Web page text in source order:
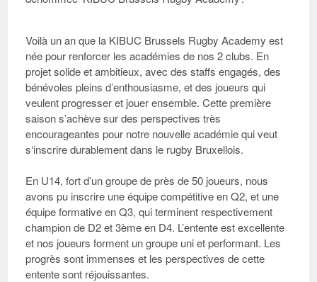
Voilà un an que la KIBUC Brussels Rugby Academy est
née pour renforcer les académies de nos 2 clubs. En
projet solide et ambitieux, avec des staffs engagés, des
bénévoles pleins d’enthousiasme, et des joueurs qui
veulent progresser et jouer ensemble. Cette première
saison s’achève sur des perspectives très
encourageantes pour notre nouvelle académie qui veut
s‘inscrire durablement dans le rugby Bruxellois.
En U14, fort d’un groupe de près de 50 joueurs, nous
avons pu inscrire une équipe compétitive en Q2, et une
équipe formative en Q3, qui terminent respectivement
champion de D2 et 3ème en D4. L’entente est excellente
et nos joueurs forment un groupe uni et performant. Les
progrès sont immenses et les perspectives de cette
entente sont réjouissantes.